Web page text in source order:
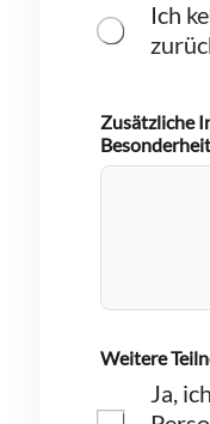
Ich
Zusätzliche
Weitere
Ja,